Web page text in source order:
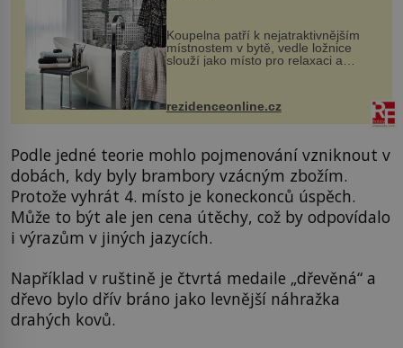
Koupelna patří k nejatraktivnějším
místnostem v bytě, vedle ložnice
slouží jako místo pro relaxaci a
odpočinek. Koupelnový textil –
ručníky, osušky a koberečky –
proutku...
rezidenceonline.cz
Podle jedné teorie mohlo pojmenování vzniknout v
dobách, kdy byly brambory vzácným zbožím.
Protože vyhrát 4. místo je koneckonců úspěch.
Může to být ale jen cena útěchy, což by odpovídalo
i výrazům v jiných jazycích.
Například v ruštině je čtvrtá medaile „dřevěná“ a
dřevo bylo dřív bráno jako levnější náhražka
drahých kovů.